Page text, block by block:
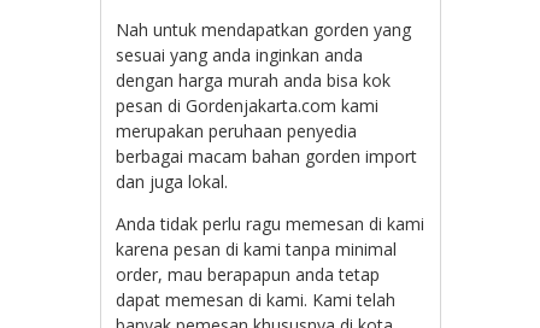
Nah untuk mendapatkan gorden yang
sesuai yang anda inginkan anda
dengan harga murah anda bisa kok
pesan di Gordenjakarta.com kami
merupakan peruhaan penyedia
berbagai macam bahan gorden import
dan juga lokal.
Anda tidak perlu ragu memesan di kami
karena pesan di kami tanpa minimal
order, mau berapapun anda tetap
dapat memesan di kami. Kami telah